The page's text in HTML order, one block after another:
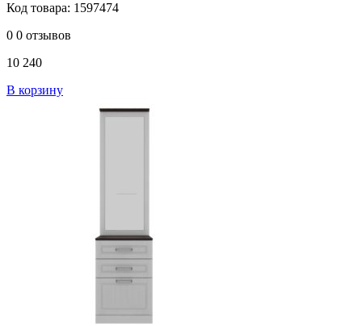
Код товара: 1597474
0 0 отзывов
10 240
В корзину